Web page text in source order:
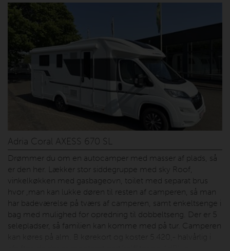
Adria Coral AXESS 670 SL
Drømmer du om en autocamper med masser af plads, så
er den her. Lækker stor siddegruppe med sky Roof,
vinkelkøkken med gasbageovn, toilet med separat brus
hvor ,man kan lukke døren til resten af camperen, så man
har badeværelse på tværs af camperen, samt enkeltsenge i
bag med mulighed for opredning til dobbeltseng. Der er 5
selepladser, så familien kan komme med på tur. Camperen
kan køres på alm. B kørekort og koster 5.420,- halvårlig i